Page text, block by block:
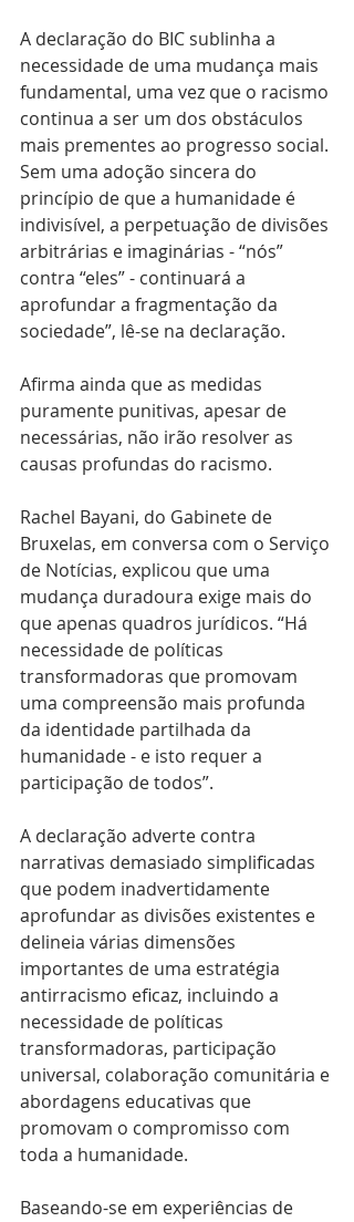
A declaração do BIC sublinha a
necessidade de uma mudança mais
fundamental, uma vez que o racismo
continua a ser um dos obstáculos
mais prementes ao progresso social.
Sem uma adoção sincera do
princípio de que a humanidade é
indivisível, a perpetuação de divisões
arbitrárias e imaginárias - “nós”
contra “eles” - continuará a
aprofundar a fragmentação da
sociedade”, lê-se na declaração.
Afirma ainda que as medidas
puramente punitivas, apesar de
necessárias, não irão resolver as
causas profundas do racismo.
Rachel Bayani, do Gabinete de
Bruxelas, em conversa com o Serviço
de Notícias, explicou que uma
mudança duradoura exige mais do
que apenas quadros jurídicos. “Há
necessidade de políticas
transformadoras que promovam
uma compreensão mais profunda
da identidade partilhada da
humanidade - e isto requer a
participação de todos”.
A declaração adverte contra
narrativas demasiado simplificadas
que podem inadvertidamente
aprofundar as divisões existentes e
delineia várias dimensões
importantes de uma estratégia
antirracismo eficaz, incluindo a
necessidade de políticas
transformadoras, participação
universal, colaboração comunitária e
abordagens educativas que
promovam o compromisso com
toda a humanidade.
Baseando-se em experiências de